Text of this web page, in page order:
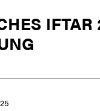
IFTAR